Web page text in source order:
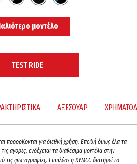
μοντέλο
TEST RIDE
ΑΞΕΣΟΥΑΡ
προορίζονται για διεθνή χρήση. Επειδή όμως όλα τα
τις αγορές, ενδέχεται τα διαθέσιμα μοντέλα στην
τις φωτογραφίες. Επιπλέον η KYMCO διατηρεί το